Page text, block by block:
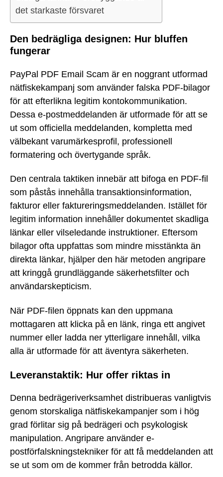
det starkaste försvaret
Den bedrägliga designen: Hur bluffen
fungerar
PayPal PDF Email Scam är en noggrant utformad
nätfiskekampanj som använder falska PDF-bilagor
för att efterlikna legitim kontokommunikation.
Dessa e-postmeddelanden är utformade för att se
ut som officiella meddelanden, kompletta med
välbekant varumärkesprofil, professionell
formatering och övertygande språk.
Den centrala taktiken innebär att bifoga en PDF-fil
som påstås innehålla transaktionsinformation,
fakturor eller faktureringsmeddelanden. Istället för
legitim information innehåller dokumentet skadliga
länkar eller vilseledande instruktioner. Eftersom
bilagor ofta uppfattas som mindre misstänkta än
direkta länkar, hjälper den här metoden angripare
att kringgå grundläggande säkerhetsfilter och
användarskepticism.
När PDF-filen öppnats kan den uppmana
mottagaren att klicka på en länk, ringa ett angivet
nummer eller ladda ner ytterligare innehåll, vilka
alla är utformade för att äventyra säkerheten.
Leveranstaktik: Hur offer riktas in
Denna bedrägeriverksamhet distribueras vanligtvis
genom storskaliga nätfiskekampanjer som i hög
grad förlitar sig på bedrägeri och psykologisk
manipulation. Angripare använder e-
postförfalskningstekniker för att få meddelanden att
se ut som om de kommer från betrodda källor.